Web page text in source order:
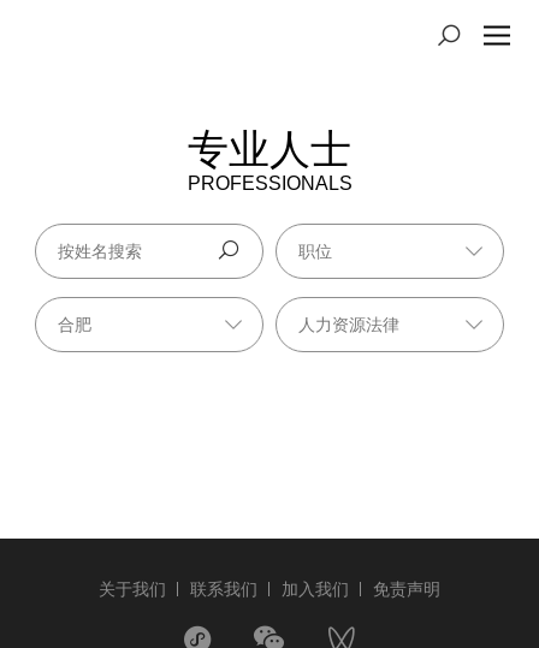
专业人士
PROFESSIONALS
关于我们 联系我们 加入我们 免责声明